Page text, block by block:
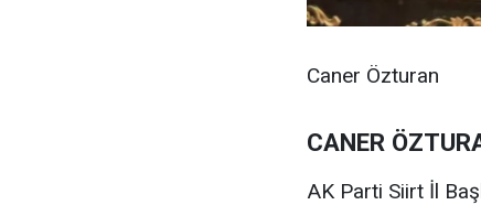
Caner Özturan
CANER
AK Parti Siirt İl